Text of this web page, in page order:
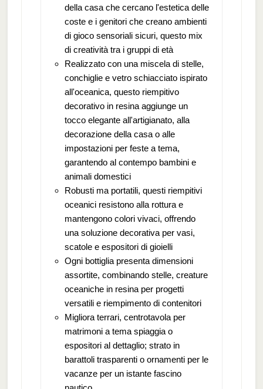
della casa che cercano l'estetica delle
coste e i genitori che creano ambienti
di gioco sensoriali sicuri, questo mix
di creatività tra i gruppi di età
Realizzato con una miscela di stelle,
conchiglie e vetro schiacciato ispirato
all'oceanica, questo riempitivo
decorativo in resina aggiunge un
tocco elegante all'artigianato, alla
decorazione della casa o alle
impostazioni per feste a tema,
garantendo al contempo bambini e
animali domestici
Robusti ma portatili, questi riempitivi
oceanici resistono alla rottura e
mantengono colori vivaci, offrendo
una soluzione decorativa per vasi,
scatole e espositori di gioielli
Ogni bottiglia presenta dimensioni
assortite, combinando stelle, creature
oceaniche in resina per progetti
versatili e riempimento di contenitori
Migliora terrari, centrotavola per
matrimoni a tema spiaggia o
espositori al dettaglio; strato in
barattoli trasparenti o ornamenti per le
vacanze per un istante fascino